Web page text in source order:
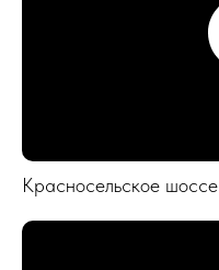
Красносельское шоссе